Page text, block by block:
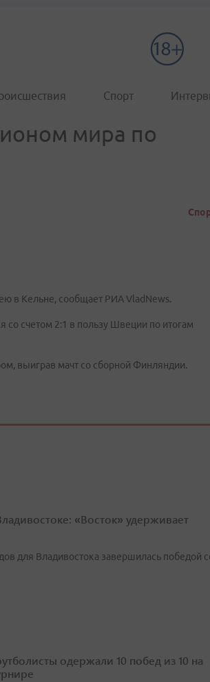
Спорт
мира по
в Кельне, сообщает РИА VladNews.
счетом 2:1 в пользу Швеции по итогам
выиграв мачт со сборной Финляндии.
«Восток» удерживает
для Владивостока завершилась победой
одержали 10 побед из 10 на